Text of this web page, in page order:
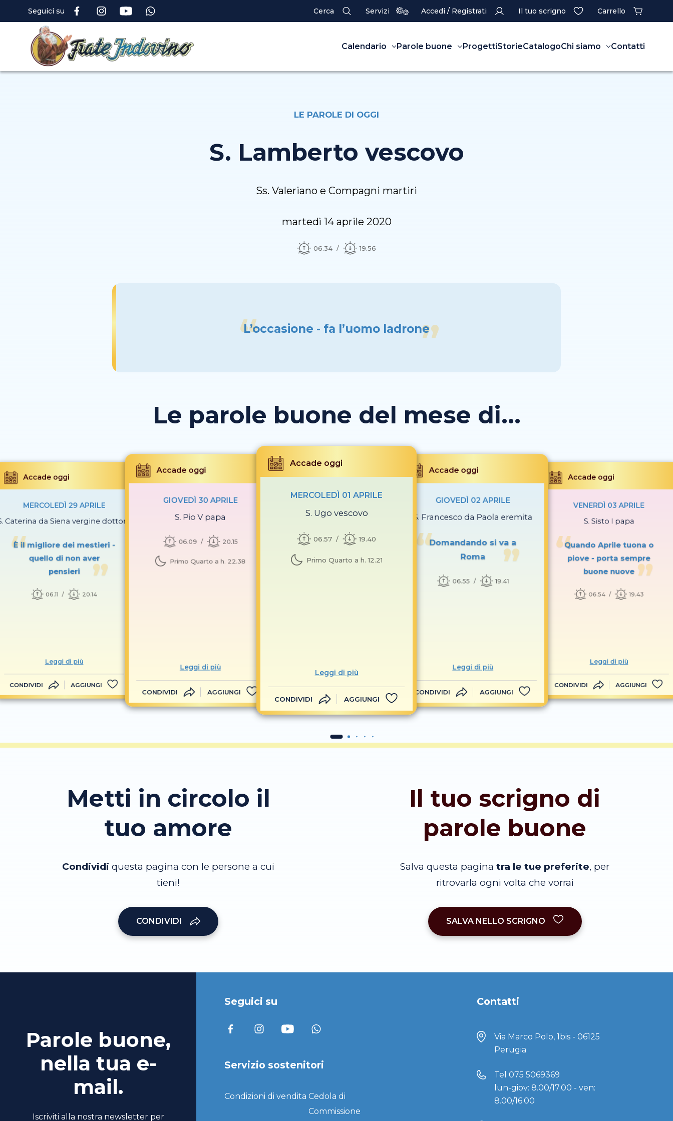
Seguici su Cerca Servizi Accedi / Registrati Il tuo scrigno Carrello
Calendario Parole buone ProgettiStorieCatalogoChi siamo Contatti
LE PAROLE DI OGGI
S. Lamberto vescovo
Ss. Valeriano e Compagni martiri
martedì 14 aprile 2020
06.34 19.56
L’occasione - fa l’uomo ladrone
Le parole buone del mese di...
Accade oggi
MERCOLEDÌ 29 APRILE
Caterina da Siena vergine dottore
È il migliore dei mestieri -
quello di non aver
pensieri
06.11 20.14
Leggi di più
CONDIVIDI AGGIUNGI
Accade oggi
GIOVEDÌ 30 APRILE
S. Pio V papa
06.09 20.15
Primo Quarto a h. 22.38
Leggi di più
CONDIVIDI AGGIUNGI
Accade oggi
MERCOLEDÌ 01 APRILE
S. Ugo vescovo
06.57 19.40
Primo Quarto a h. 12.21
Leggi di più
CONDIVIDI AGGIUNGI
Accade oggi
GIOVEDÌ 02 APRILE
S. Francesco da Paola eremita
Domandando si va a
Roma
06.55 19.41
Leggi di più
CONDIVIDI AGGIUNGI
Accade oggi
VENERDÌ 03 APRILE
S. Sisto I papa
Quando Aprile tuona o
piove - porta sempre
buone nuove
06.54 19.43
Leggi di più
CONDIVIDI AGGIUNGI
Metti in circolo il
tuo amore
Condividi questa pagina con le persone a cui
tieni!
CONDIVIDI
Il tuo scrigno di
parole buone
Salva questa pagina tra le tue preferite, per
ritrovarla ogni volta che vorrai
SALVA NELLO SCRIGNO
Parole buone,
nella tua e-
mail.
Iscriviti alla nostra newsletter per
Seguici su
Servizio sostenitori
Condizioni di vendita Cedola di
Commissione
Contatti
Via Marco Polo, 1bis - 06125
Perugia
Tel 075 5069369
lun-giov: 8.00/17.00 - ven:
8.00/16.00